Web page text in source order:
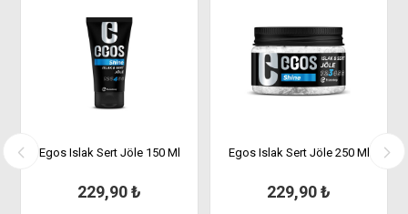
Egos Islak Sert Jöle 150 Ml
229,90 ₺
Egos Islak Sert Jöle 250 Ml
229,90 ₺